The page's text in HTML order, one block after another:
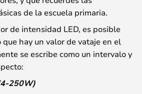
de la escuela primaria.
de intensidad LED, es posible
hay un valor de vataje en el
se escribe como un intervalo y
250W)